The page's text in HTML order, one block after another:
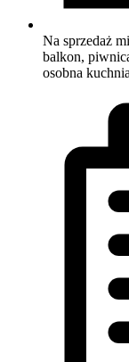
Na sprzedaż
balkon,
osobna kuchnia